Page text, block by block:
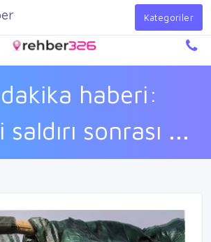
Giriş Yap
haberi:
sonrası ...
Kategoriler